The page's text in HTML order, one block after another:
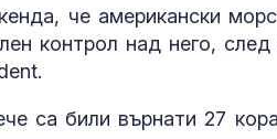
че американски
контрол над него, след
са били върнати 27